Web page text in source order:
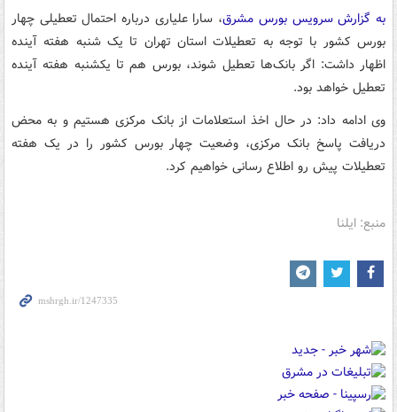
به گزارش سرویس بورس مشرق، سارا علیاری درباره احتمال تعطیلی چهار
بورس کشور با توجه به تعطیلات استان تهران تا یک شنبه هفته آینده
اظهار داشت: اگر بانک‌ها تعطیل شوند، بورس هم تا یکشنبه هفته آینده
تعطیل خواهد بود.
وی ادامه داد: در حال اخذ استعلامات از بانک مرکزی هستیم و به محض
دریافت پاسخ بانک مرکزی، وضعیت چهار بورس کشور را در یک هفته
تعطیلات پیش رو اطلاع رسانی خواهیم کرد.
منبع: ایلنا